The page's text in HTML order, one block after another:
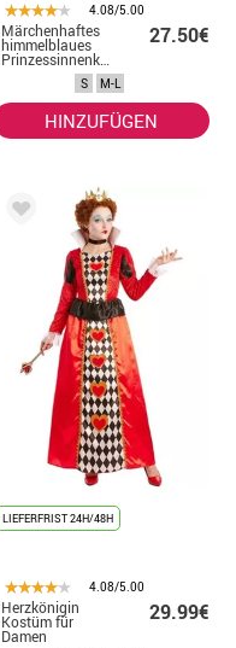
4.08/5.00
Märchenhaftes
himmelblaues
Prinzessinnenkostüm
27.50€
S M-L
HINZUFÜGEN
LIEFERFRIST 24H/48H
4.08/5.00
Herzkönigin
Kostüm für
Damen
29.99€